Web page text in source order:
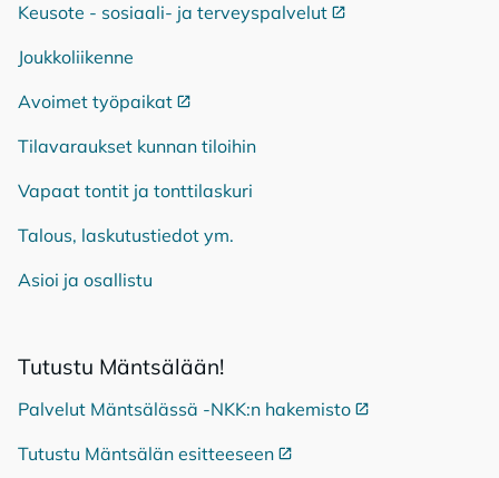
Keusote - sosiaali- ja terveyspalvelut Ulkoinen linkki
Joukkoliikenne
Avoimet työpaikat Ulkoinen linkki
Tilavaraukset kunnan tiloihin
Vapaat tontit ja tonttilaskuri
Talous, laskutustiedot ym.
Asioi ja osallistu
Tu­tus­tu Mänt­sä­lään!
Palvelut Mäntsälässä -NKK:n hakemisto Ulkoinen linkki
Tutustu Mäntsälän esitteeseen Ulkoinen linkki